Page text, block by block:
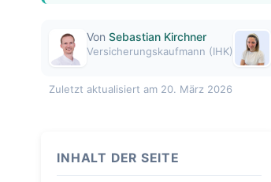
Von Sebastian Kirchner
Versicherungskaufmann (IHK)
Zuletzt aktualisiert am 20. März 2026
INHALT DER SEITE